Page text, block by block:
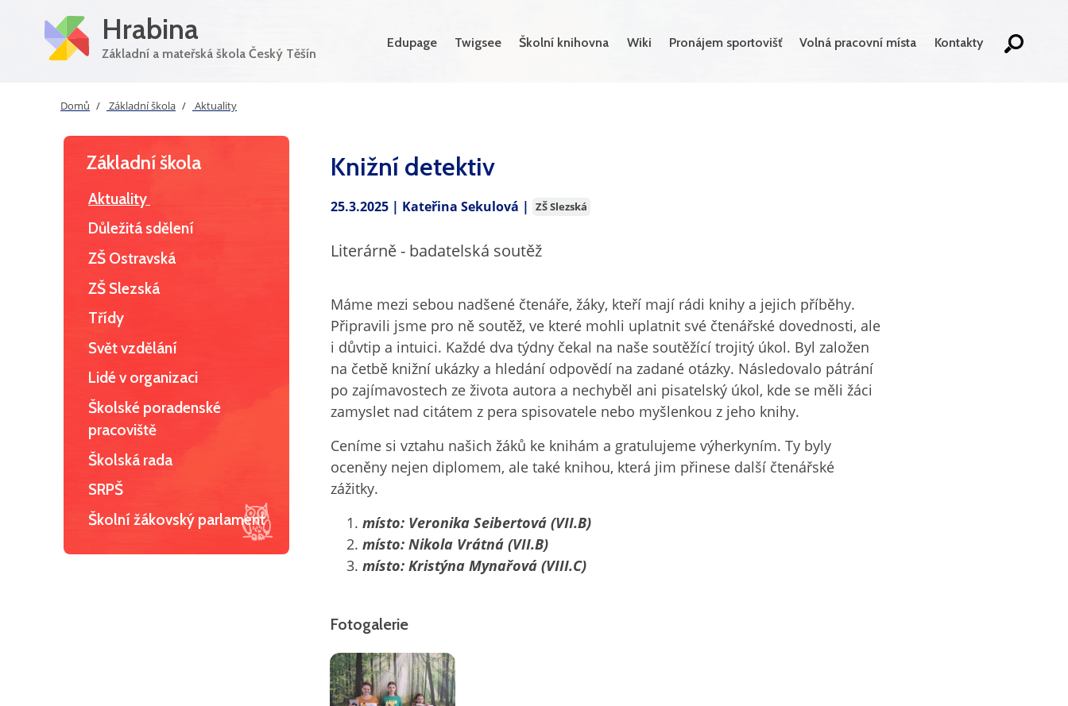
Hrabina
Základní a mateřská škola Český Těšín
Edupage Twigsee Školní knihovna Wiki Pronájem sportovišť Volná pracovní místa Kontakty
Domů Základní škola Aktuality
Základní škola
Aktuality
Důležitá sdělení
ZŠ Ostravská
ZŠ Slezská
Třídy
Svět vzdělání
Lidé v organizaci
Školské poradenské
pracoviště
Školská rada
SRPŠ
Školní žákovský parlament
Knižní detektiv
25.3.2025 | Kateřina Sekulová | ZŠ Slezská
Literárně - badatelská soutěž
Máme mezi sebou nadšené čtenáře, žáky, kteří mají rádi knihy a jejich příběhy.
Připravili jsme pro ně soutěž, ve které mohli uplatnit své čtenářské dovednosti, ale
i důvtip a intuici. Každé dva týdny čekal na naše soutěžící trojitý úkol. Byl založen
na četbě knižní ukázky a hledání odpovědí na zadané otázky. Následovalo pátrání
po zajímavostech ze života autora a nechyběl ani pisatelský úkol, kde se měli žáci
zamyslet nad citátem z pera spisovatele nebo myšlenkou z jeho knihy.
Ceníme si vztahu našich žáků ke knihám a gratulujeme výherkyním. Ty byly
oceněny nejen diplomem, ale také knihou, která jim přinese další čtenářské
zážitky.
místo: Veronika Seibertová (VII.B)
místo: Nikola Vrátná (VII.B)
místo: Kristýna Mynařová (VIII.C)
Fotogalerie